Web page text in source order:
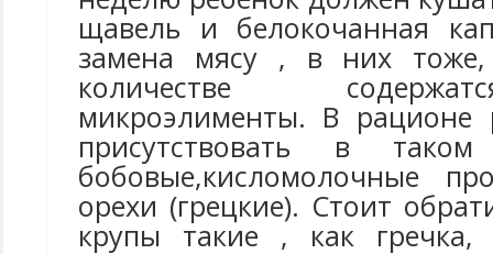
щавель и белокочанная
замена мясу , в них
количестве
микроэлименты. В рационе
присутствовать в
бобовые,кисломолочные
орехи (грецкие). Стоит
крупы такие , как гречка,